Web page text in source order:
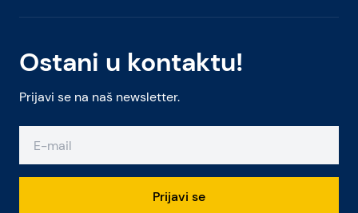
Ostani u kontaktu!
Prijavi se na naš newsletter.
Prijavi se